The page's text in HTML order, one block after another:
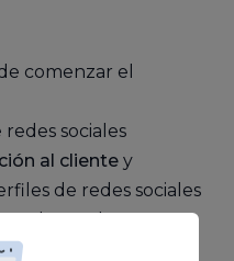
comenzar el
redes sociales
al cliente y
de redes sociales
el caso de que
desde cero